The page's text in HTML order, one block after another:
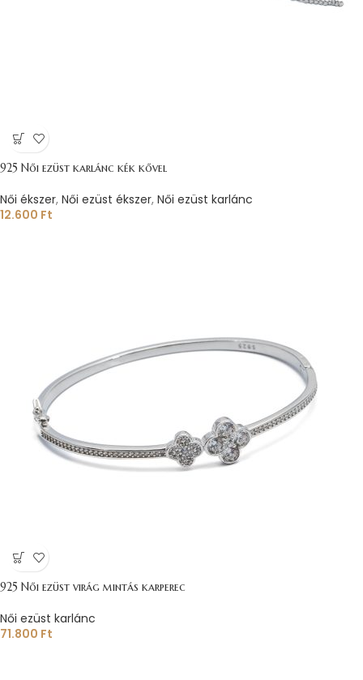
925 Női ezüst karlánc kék kővel
Női ékszer, Női ezüst ékszer, Női ezüst karlánc
12.600 Ft
925 Női ezüst virág mintás karperec
Női ezüst karlánc
71.800 Ft